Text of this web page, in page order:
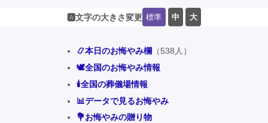
🅰️文字の大きさ変更 標準 中 大
📿本日のお悔やみ欄 （538人）
🕊️全国のお悔やみ情報
🕯️全国の葬儀場情報
📊データで見るお悔やみ
💐お悔やみの贈り物